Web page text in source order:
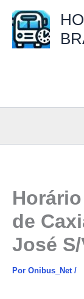
para
de
José
Por Onibus_Net /